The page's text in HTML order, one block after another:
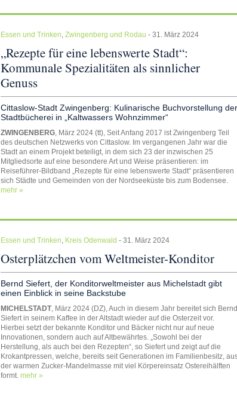
Essen und Trinken, Zwingenberg und Rodau - 31. März 2024
„Rezepte für eine lebenswerte Stadt“:
Kommunale Spezialitäten als sinnlicher
Genuss
Cittaslow-Stadt Zwingenberg: Kulinarische Buchvorstellung der
Stadtbücherei in „Kaltwassers Wohnzimmer“
ZWINGENBERG, März 2024 (tt), Seit Anfang 2017 ist Zwingenberg Teil
des deutschen Netzwerks von Cittaslow. Im vergangenen Jahr war die
Stadt an einem Projekt beteiligt, in dem sich 23 der inzwischen 25
Mitgliedsorte auf eine besondere Art und Weise präsentieren: im
Reiseführer-Bildband „Rezepte für eine lebenswerte Stadt“ präsentieren
sich Städte und Gemeinden von der Nordseeküste bis zum Bodensee.
mehr »
Essen und Trinken, Kreis Odenwald - 31. März 2024
Osterplätzchen vom Weltmeister-Konditor
Bernd Siefert, der Konditorweltmeister aus Michelstadt gibt
einen Einblick in seine Backstube
MICHELSTADT, März 2024 (DZ), Auch in diesem Jahr bereitet sich Bernd
Siefert in seinem Kaffee in der Altstadt wieder auf die Osterzeit vor.
Hierbei setzt der bekannte Konditor und Bäcker nicht nur auf neue
Innovationen, sondern auch auf Altbewährtes. „Sowohl bei der
Herstellung, als auch bei den Rezepten“, so Siefert und zeigt auf die
Krokantpressen, welche, bereits seit Generationen im Familienbesitz,
der warmen Zucker-Mandelmasse mit viel Körpereinsatz Ostereihälften
formt. mehr »